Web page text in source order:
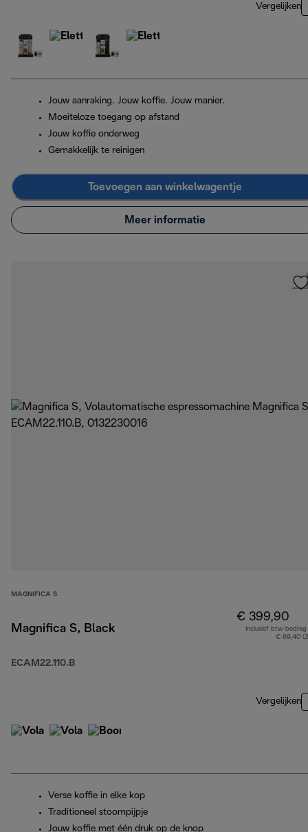
Vergelijken
Jouw aanraking. Jouw koffie. Jouw manier.
Moeiteloze toegang op afstand
Jouw koffie onderweg
Gemakkelijk te reinigen
Toevoegen aan winkelwagentje
Meer informatie
MAGNIFICA S
Magnifica S, Black
ECAM22.110.B
€ 399,90
Inclusief btw-bedrag
€ 69,40
Vergelijken
Verse koffie in elke kop
Traditioneel stoompijpje
Jouw koffie met één druk op de knop